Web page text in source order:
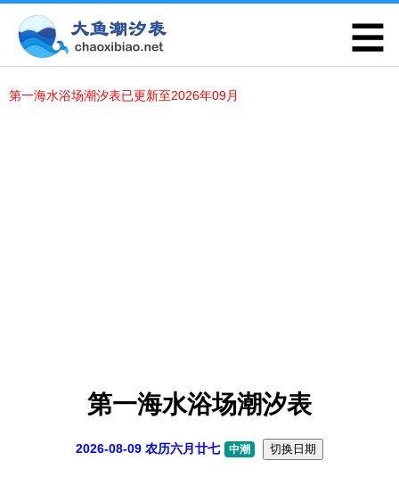
第一海水浴场潮汐表已更新至2026年09月
第一海水浴场潮汐表
2026-08-09 农历六月廿七 中潮 切换日期